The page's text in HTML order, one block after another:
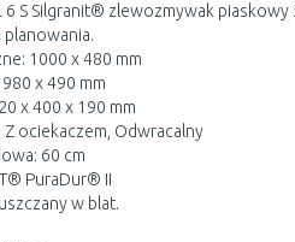
6 S Silgranit® zlewozmywak piaskowy
1000 x 480 mm
x 490 mm
x 400 x 190 mm
ociekaczem, Odwracalny
60 cm
PuraDur® II
w blat.